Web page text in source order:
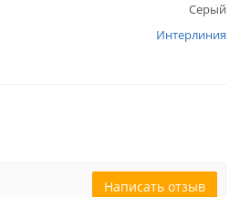
Серый
Интерлиния
Написать отзыв